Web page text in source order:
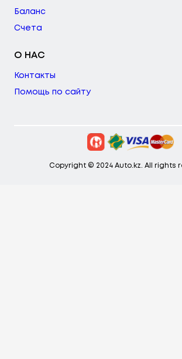
Баланс
Счета
О НАС
Контакты
Помощь по сайту
Copyright © 2024 Auto.kz. All rights